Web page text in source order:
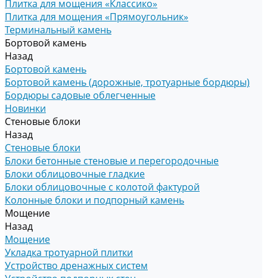
Плитка для мощения «Классико»
Плитка для мощения «Прямоугольник»
Терминальный камень
Бортовой камень
Назад
Бортовой камень
Бортовой камень (дорожные, тротуарные бордюры)
Бордюры садовые облегченные
Новинки
Стеновые блоки
Назад
Стеновые блоки
Блоки бетонные стеновые и перегородочные
Блоки облицовочные гладкие
Блоки облицовочные с колотой фактурой
Колонные блоки и подпорный камень
Мощение
Назад
Мощение
Укладка тротуарной плитки
Устройство дренажных систем